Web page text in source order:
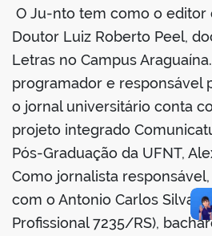
portal
O Ju-nto tem como o editor
Doutor Luiz Roberto Peel,
Letras no Campus
programador e responsável
o jornal universitário conta
projeto integrado
Pós-Graduação da UFNT,
Como jornalista
com o Antonio Carlos Silva
Profissional 7235/RS),